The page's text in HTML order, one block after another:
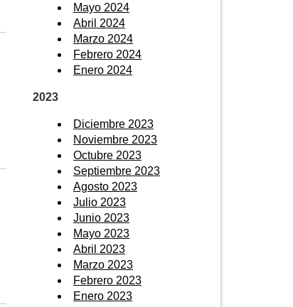
Mayo 2024
Abril 2024
Marzo 2024
Febrero 2024
Enero 2024
2023
Diciembre 2023
Noviembre 2023
Octubre 2023
Septiembre 2023
Agosto 2023
Julio 2023
Junio 2023
Mayo 2023
Abril 2023
Marzo 2023
Febrero 2023
Enero 2023